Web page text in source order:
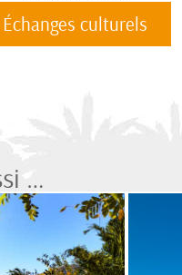
Échanges culturels
…